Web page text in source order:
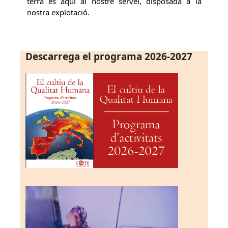
nostra explotació.
Descarrega el programa 2026-2027